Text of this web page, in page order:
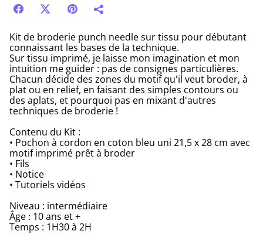
Kit de broderie punch needle sur tissu pour débutant
connaissant les bases de la technique.
Sur tissu imprimé, je laisse mon imagination et mon
intuition me guider : pas de consignes particulières.
Chacun décide des zones du motif qu'il veut broder, à
plat ou en relief, en faisant des simples contours ou
des aplats, et pourquoi pas en mixant d'autres
techniques de broderie !
Contenu du Kit :
• Pochon à cordon en coton bleu uni 21,5 x 28 cm avec
motif imprimé prêt à broder
• Fils
• Notice
• Tutoriels vidéos
Niveau : intermédiaire
Âge : 10 ans et +
Temps : 1H30 à 2H